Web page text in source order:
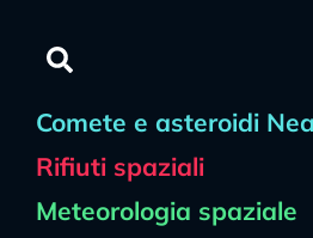
Comete e asteroidi
Rifiuti spaziali
Meteorologia spaziale